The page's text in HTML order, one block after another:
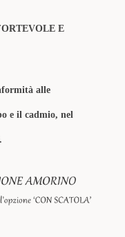
E
alle
e il cadmio, nel